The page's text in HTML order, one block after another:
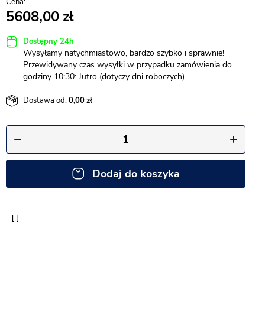
5608,00
Dostępny 24h
Wysyłamy natychmiastowo, bardzo szybko i sprawnie!
Przewidywany czas wysyłki w przypadku zamówienia do
godziny 10:30: Jutro (dotyczy dni roboczych)
Dostawa od:0,00
Dodaj do koszyka